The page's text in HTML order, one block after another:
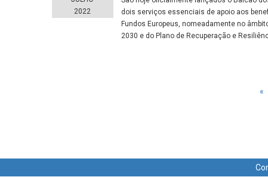
2022
dois serviços essenciais de apoio aos
Fundos Europeus, nomeadamente no
2030 e do Plano de Recuperação e
«